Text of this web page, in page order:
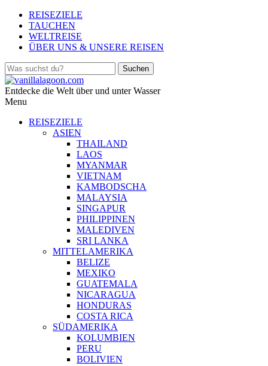
REISEZIELE
TAUCHEN
WELTREISE
ÜBER UNS & UNSERE REISEN
Entdecke die Welt über und unter Wasser
Menu
REISEZIELE
ASIEN
THAILAND
LAOS
MYANMAR
VIETNAM
KAMBODSCHA
MALAYSIA
SINGAPUR
PHILIPPINEN
MALEDIVEN
SRI LANKA
MITTELAMERIKA
BELIZE
MEXIKO
GUATEMALA
NICARAGUA
HONDURAS
COSTA RICA
SÜDAMERIKA
KOLUMBIEN
PERU
BOLIVIEN